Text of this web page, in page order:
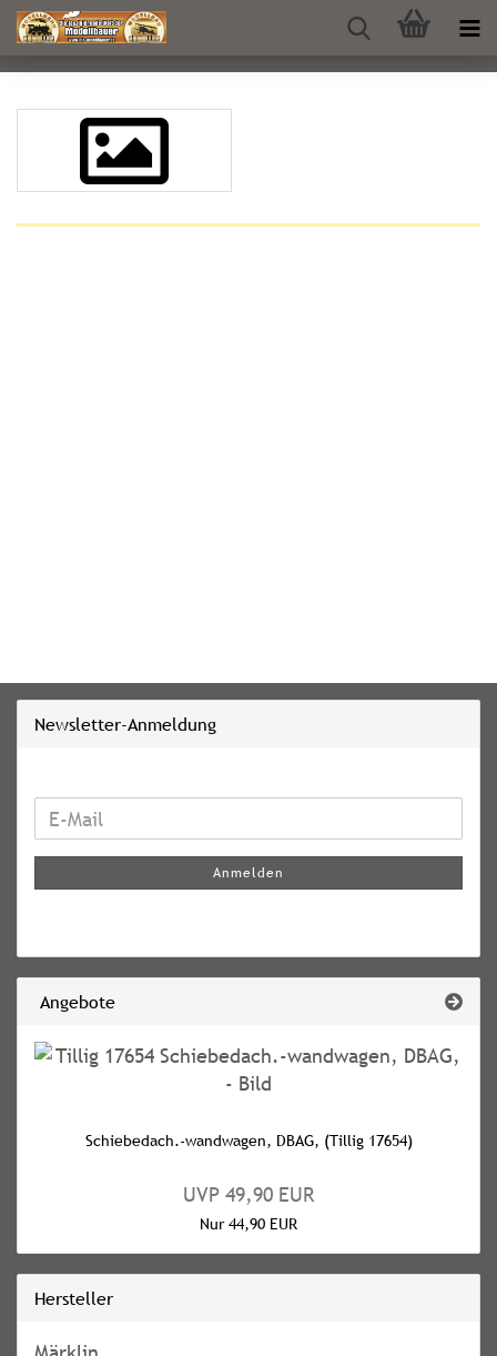
Newsletter-Anmeldung
WEITER
ZUR
ANMELDUNG
E-
Anmelden
Angebote
Schiebedach.-wandwagen, DBAG, (Tillig 17654)
UVP 49,90 EUR
Nur 44,90 EUR
Hersteller